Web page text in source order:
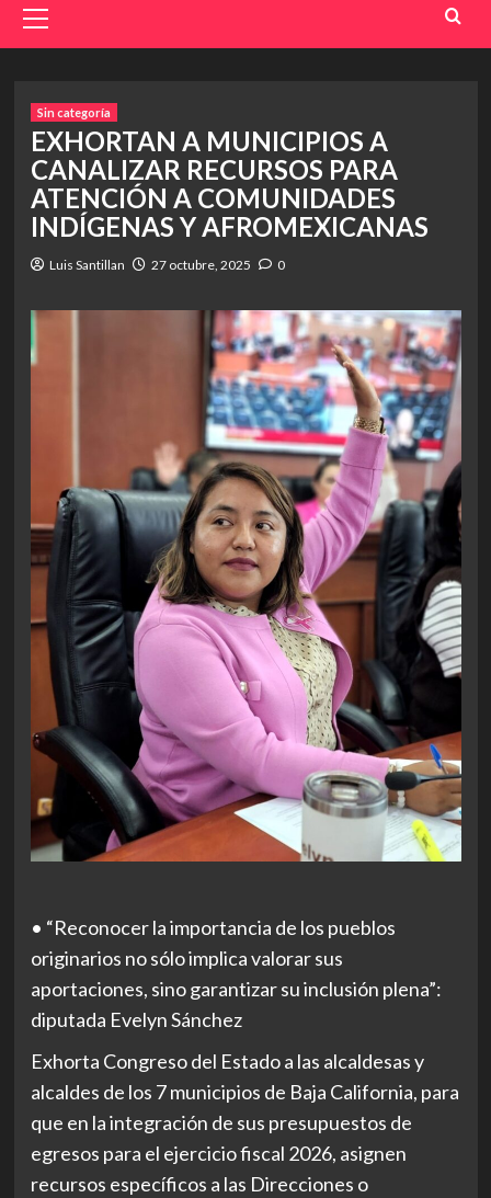
Menu
Sin categoría
EXHORTAN A MUNICIPIOS A
CANALIZAR RECURSOS PARA
ATENCIÓN A COMUNIDADES
INDÍGENAS Y AFROMEXICANAS
Luis Santillan 27 octubre, 2025 0
• “Reconocer la importancia de los pueblos
originarios no sólo implica valorar sus
aportaciones, sino garantizar su inclusión plena”:
diputada Evelyn Sánchez
Exhorta Congreso del Estado a las alcaldesas y
alcaldes de los 7 municipios de Baja California, para
que en la integración de sus presupuestos de
egresos para el ejercicio fiscal 2026, asignen
recursos específicos a las Direcciones o